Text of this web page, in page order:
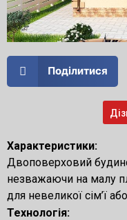
Поділитися
Характеристики:
Двоповерховий
незважаючи на малу
для невеликої сім’ї
Технологія: